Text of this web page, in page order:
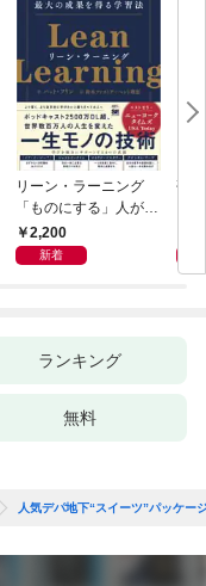
リーン・ラーニング
「ものにする」人が自
然とやっている 最小の
インプットで最大の成
2,200
新着
研
ランキング
無料
人気デパ地下“スイーツ”パッケー